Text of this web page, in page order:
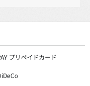
プリペイドカード